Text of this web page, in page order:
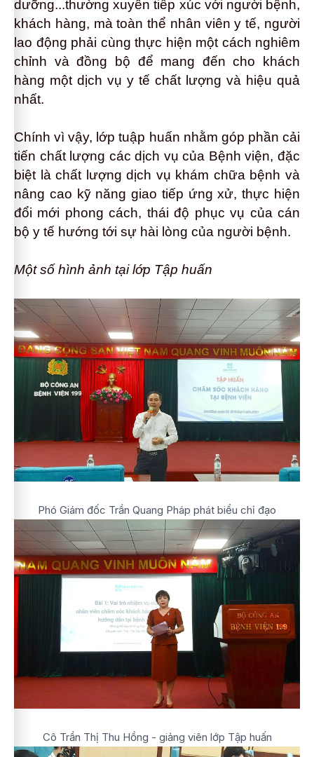
dưỡng...thường xuyên tiếp xúc với người bệnh,
khách hàng, mà toàn thể nhân viên y tế, người
lao động phải cùng thực hiện một cách nghiêm
chỉnh và đồng bộ để mang đến cho khách
hàng một dịch vụ y tế chất lượng và hiệu quả
nhất.
Chính vì vậy, lớp tuập huấn nhằm góp phần cải
tiến chất lượng các dịch vụ của Bệnh viện, đặc
biệt là chất lượng dịch vụ khám chữa bệnh và
nâng cao kỹ năng giao tiếp ứng xử, thực hiện
đổi mới phong cách, thái độ phục vụ của cán
bộ y tế hướng tới sự hài lòng của người bệnh.
Một số hình ảnh tại lớp Tập huấn
Phó Giám đốc Trần Quang Pháp phát biểu chỉ đạo
Cô Trần Thị Thu Hồng - giảng viên lớp Tập huấn